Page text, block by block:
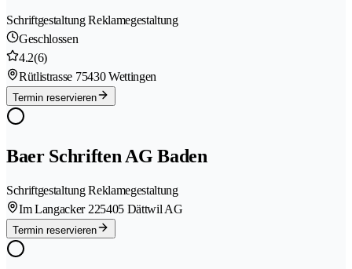
Schriftgestaltung Reklamegestaltung
Geschlossen
4.2(6)
Rütlistrasse 75430 Wettingen
Termin reservieren
Baer Schriften AG Baden
Schriftgestaltung Reklamegestaltung
Im Langacker 225405 Dättwil AG
Termin reservieren